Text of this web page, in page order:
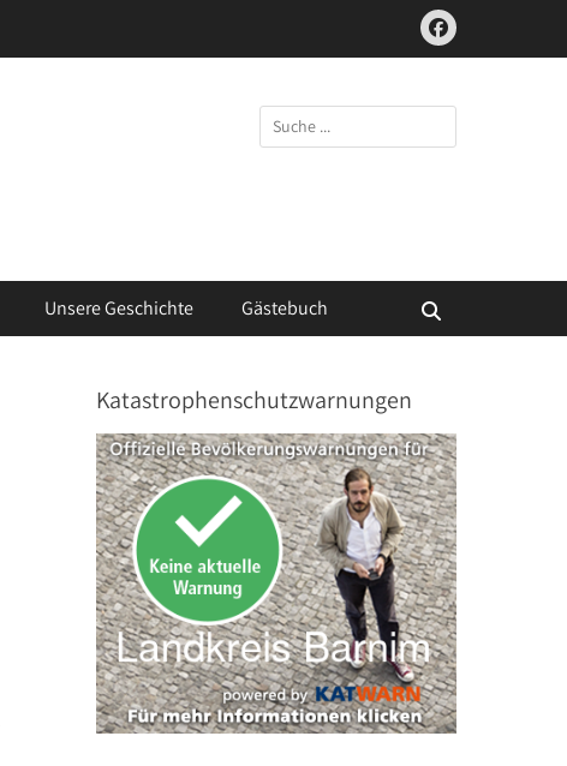
Facebook
Suchen
nach:
Unsere Geschichte Gästebuch
Katastrophenschutzwarnungen